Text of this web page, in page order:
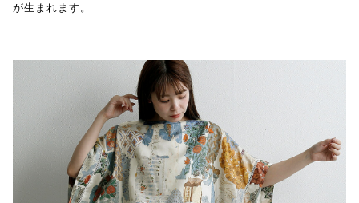
が生まれます。